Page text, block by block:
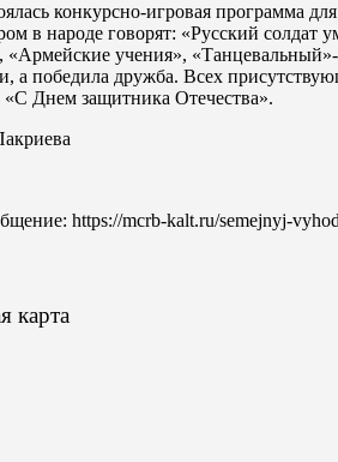
конкурсно-игровая программа
в народе говорят: «Русский
учения»,
а победила дружба. Всех
Днем защитника Отечества».
https://mcrb-kalt.ru/semejnyj-
карта